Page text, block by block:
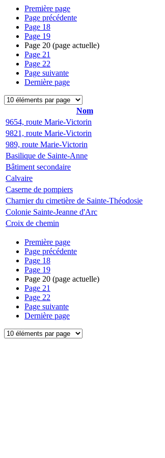
Première page
Page précédente
Page 18
Page 19
Page 20 (page actuelle)
Page 21
Page 22
Page suivante
Dernière page
Nom
9654, route Marie-Victorin
9821, route Marie-Victorin
989, route Marie-Victorin
Basilique de Sainte-Anne
Bâtiment secondaire
Calvaire
Caserne de pompiers
Charnier du cimetière de Sainte-Théodosie
Colonie Sainte-Jeanne d'Arc
Croix de chemin
Première page
Page précédente
Page 18
Page 19
Page 20 (page actuelle)
Page 21
Page 22
Page suivante
Dernière page